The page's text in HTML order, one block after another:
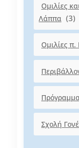
Ομιλίες
Λάππα (3)
Ομιλίες
Σχολή